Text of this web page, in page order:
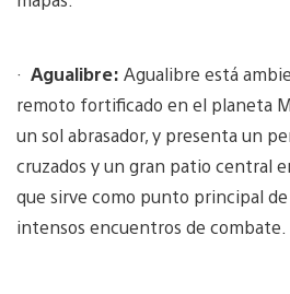
· Agualibre: Agualibre está
remoto fortificado en el planeta
un sol abrasador, y presenta un
cruzados y un gran patio central
que sirve como punto principal
intensos encuentros de combate.